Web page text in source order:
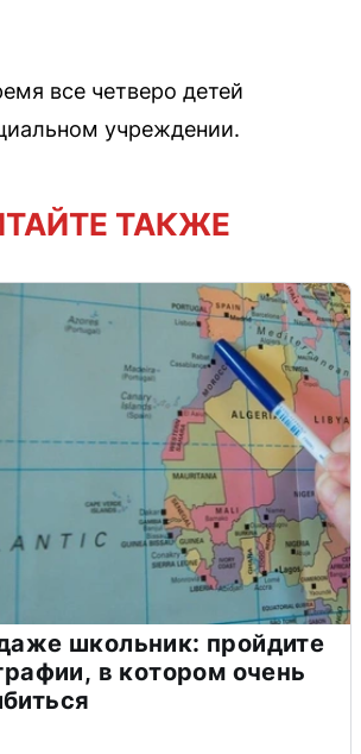
все четверо детей
учреждении.
ТАКЖЕ
школьник: пройдите
в котором очень